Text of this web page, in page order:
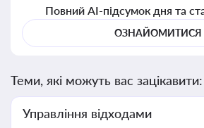
Повний AI-підсумок дня та
ОЗНАЙОМИТИСЯ
Теми, які можуть вас зацікавити:
Управління відходами